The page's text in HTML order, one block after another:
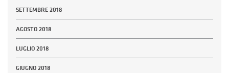
SETTEMBRE 2018
AGOSTO 2018
LUGLIO 2018
GIUGNO 2018